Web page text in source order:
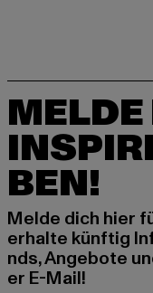
BEN!
Melde dich hier
erhalte künftig
nds, Angebote
er E-Mail!